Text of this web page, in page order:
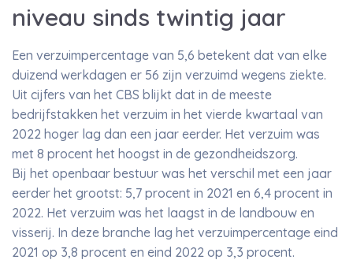
niveau sinds twintig jaar
Een verzuimpercentage van 5,6 betekent dat van elke
duizend werkdagen er 56 zijn verzuimd wegens ziekte.
Uit cijfers van het CBS blijkt dat in de meeste
bedrijfstakken het verzuim in het vierde kwartaal van
2022 hoger lag dan een jaar eerder. Het verzuim was
met 8 procent het hoogst in de gezondheidszorg.
Bij het openbaar bestuur was het verschil met een jaar
eerder het grootst: 5,7 procent in 2021 en 6,4 procent in
2022. Het verzuim was het laagst in de landbouw en
visserij. In deze branche lag het verzuimpercentage eind
2021 op 3,8 procent en eind 2022 op 3,3 procent.